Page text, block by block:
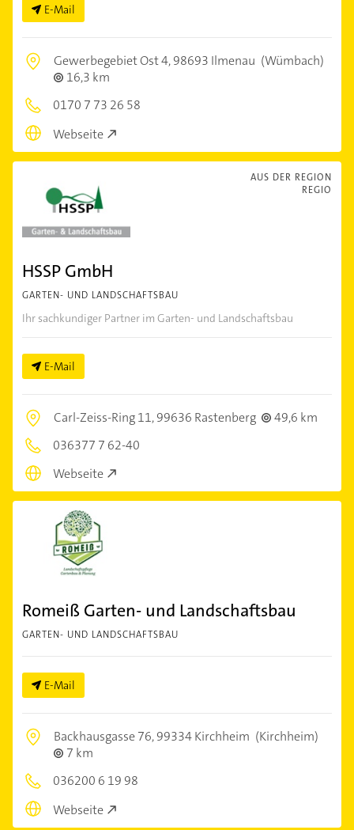
E-Mail
Gewerbegebiet Ost 4,98693 Ilmenau (Wümbach)
16,3 km
0170 7 73 26 58
Webseite
AUS DER REGION
REGIO
HSSP GmbH
GARTEN- UND LANDSCHAFTSBAU
Ihr sachkundiger Partner im Garten- und Landschaftsbau
E-Mail
Carl-Zeiss-Ring 11,99636 Rastenberg
49,6 km
036377 7 62-40
Webseite
Romeiß Garten- und Landschaftsbau
GARTEN- UND LANDSCHAFTSBAU
E-Mail
Backhausgasse 76,99334 Kirchheim (Kirchheim)
7 km
036200 6 19 98
Webseite